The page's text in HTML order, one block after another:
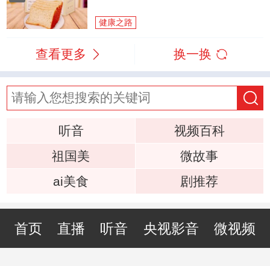
健康之路
查看更多 换一换
听音
视频百科
祖国美
微故事
ai美食
剧推荐
首页 直播 听音 央视影音 微视频